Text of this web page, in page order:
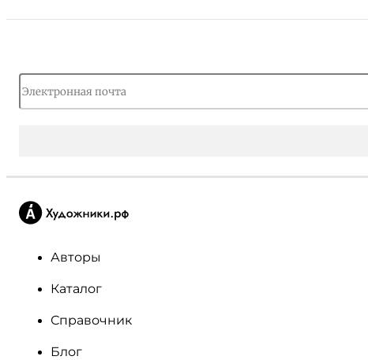
Авторы
Каталог
Справочник
Блог